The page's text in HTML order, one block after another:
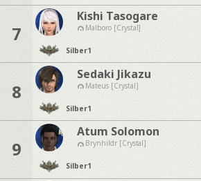
7
Kishi Tasogare
Malboro [Crystal]
Silber1
8
Sedaki Jikazu
Mateus [Crystal]
Silber1
9
Atum Solomon
Brynhildr [Crystal]
Silber1